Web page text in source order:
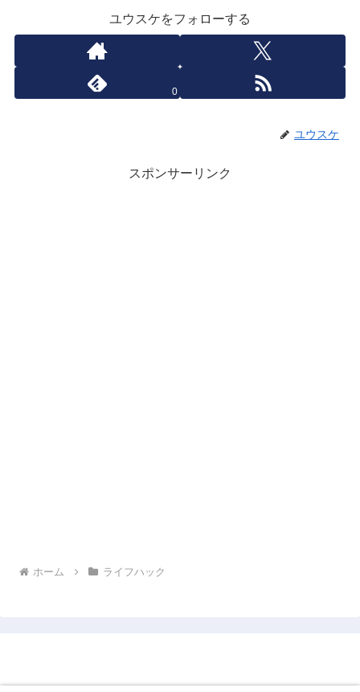
ユウスケをフォローする
0
ユウスケ
スポンサーリンク
ホーム ライフハック